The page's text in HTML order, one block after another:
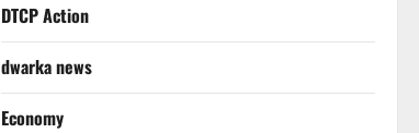
DTCP Action
dwarka news
Economy